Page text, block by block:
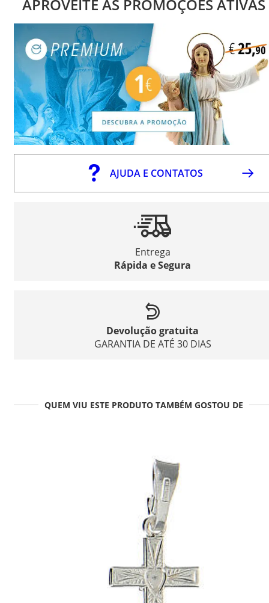
APROVEITE AS PROMOÇÕES ATIVAS
AJUDA E CONTATOS
Entrega
Rápida e Segura
Devolução gratuita
GARANTIA DE ATÉ 30 DIAS
QUEM VIU ESTE PRODUTO TAMBÉM GOSTOU DE